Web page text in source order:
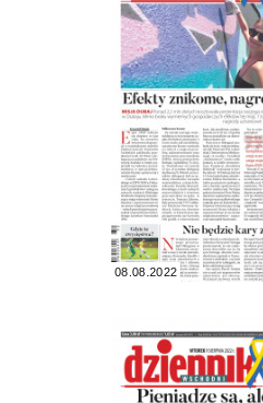
08.08.2022